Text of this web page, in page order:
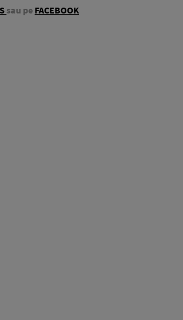
sau pe FACEBOOK